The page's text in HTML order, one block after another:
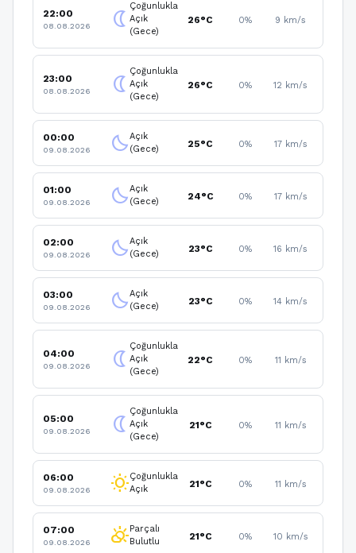
22:00
08.08.2026 nightlight
Çoğunlukla
Açık
(Gece)
26°C 0% 9 km/s
23:00
08.08.2026 nightlight
Çoğunlukla
Açık
(Gece)
26°C 0% 12 km/s
00:00
09.08.2026 clear_nightAçık
(Gece)
25°C 0% 17 km/s
01:00
09.08.2026 clear_nightAçık
(Gece)
24°C 0% 17 km/s
02:00
09.08.2026 clear_nightAçık
(Gece)
23°C 0% 16 km/s
03:00
09.08.2026 clear_nightAçık
(Gece)
23°C 0% 14 km/s
04:00
09.08.2026 nightlight
Çoğunlukla
Açık
(Gece)
22°C 0% 11 km/s
05:00
09.08.2026 nightlight
Çoğunlukla
Açık
(Gece)
21°C 0% 11 km/s
06:00
09.08.2026 wb_sunnyÇoğunlukla
Açık
21°C 0% 11 km/s
07:00
09.08.2026 partly_cloudy_dayParçalı
Bulutlu
21°C 0% 10 km/s